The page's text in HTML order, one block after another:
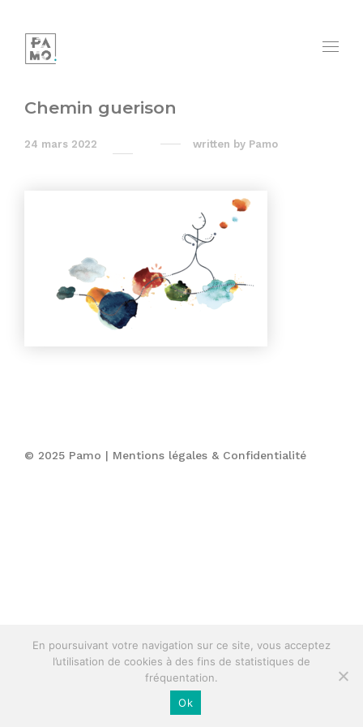
Chemin guerison
24 mars 2022 written by Pamo
© 2025 Pamo | Mentions légales & Confidentialité
En poursuivant votre navigation sur ce site, vous acceptez
l’utilisation de cookies à des fins de statistiques de
fréquentation.
Ok